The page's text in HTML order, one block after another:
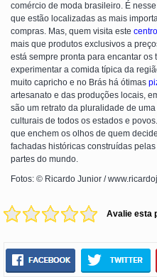
comércio de moda brasileiro. É
que estão localizadas as mais
compras. Mas, quem visita este
mais que produtos exclusivos a
está sempre pronta para encantar os
experimentar a comida típica da
muito capricho e no Brás há ótimas
artesanato e das produções locais,
são um retrato da pluralidade de
culturais de todos os estados e
que enchem os olhos de quem
fachadas históricas construídas
partes do mundo.
Fotos: © Ricardo Junior /
Avalie esta